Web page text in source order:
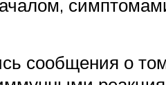
сообщения о